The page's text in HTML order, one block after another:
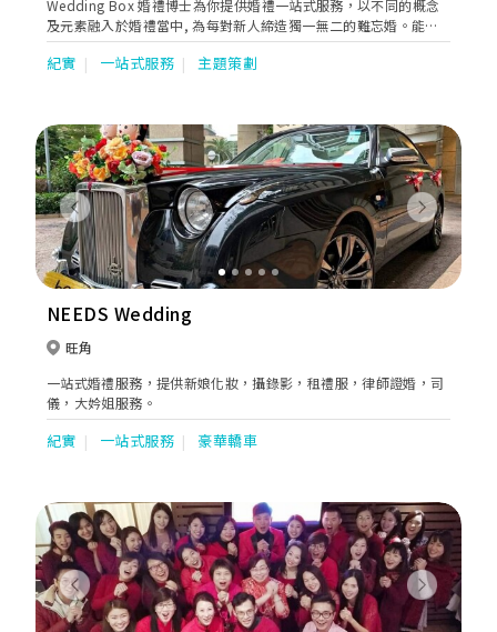
Wedding Box 婚禮博士為你提供婚禮一站式服務，以不同的概念
及元素融入於婚禮當中, 為每對新人締造獨一無二的難忘婚。能使
新人盡情享受 婚宴過程，賓客 “盛興而來、盡興而歸” 更是我們
的服務宗旨。而充滿熱誠的專業團隊，定能為每對新人送上細緻、
紀實 一站式服務 主題策劃
Previous Next
NEEDS Wedding
旺角
一站式婚禮服務，提供新娘化妝，攝錄影，租禮服，律師證婚，司
儀，大妗姐服務。
紀實 一站式服務 豪華轎車
Previous Next